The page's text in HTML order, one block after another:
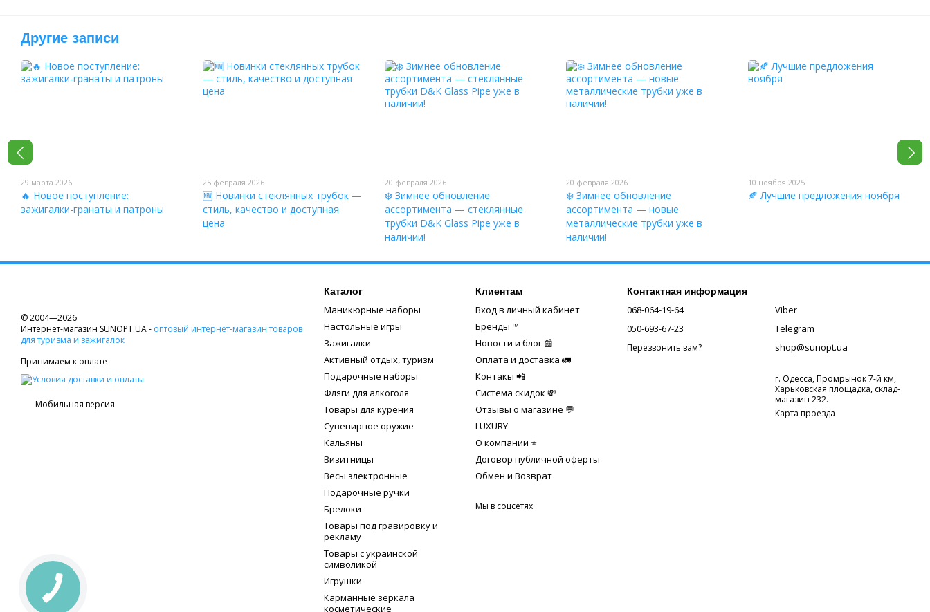
Другие записи
29 марта 2026
🔥 Новое поступление:
зажигалки-гранаты и патроны
25 февраля 2026
🆕 Новинки стеклянных трубок —
стиль, качество и доступная
цена
20 февраля 2026
❄️ Зимнее обновление
ассортимента — стеклянные
трубки D&K Glass Pipe уже в
наличии!
20 февраля 2026
❄️ Зимнее обновление
ассортимента — новые
металлические трубки уже в
наличии!
10 ноября 2025
🍂 Лучшие предложения ноября
© 2004—2026
Интернет-магазин SUNOPT.UA - оптовый интернет-магазин товаров
для туризма и зажигалок
Принимаем к оплате
Мобильная версия
Каталог
Маникюрные наборы
Настольные игры
Зажигалки
Активный отдых, туризм
Подарочные наборы
Фляги для алкоголя
Товары для курения
Сувенирное оружие
Кальяны
Визитницы
Весы электронные
Подарочные ручки
Брелоки
Товары под гравировку и
рекламу
Товары с украинской
символикой
Игрушки
Карманные зеркала
косметические
Клиентам
Вход в личный кабинет
Бренды ™️
Новости и блог 📰
Оплата и доставка 🚛
Контакы 📲
Система скидок 💸
Отзывы о магазине 💬
LUXURY
О компании ⭐
Договор публичной оферты
Обмен и Возврат
Мы в соцсетях
Контактная информация
068-064-19-64
050-693-67-23
Перезвонить вам?
Viber
Telegram
shop@sunopt.ua
г. Одесса, Промрынок 7-й км,
Харьковская площадка, склад-
магазин 232.
Карта проезда